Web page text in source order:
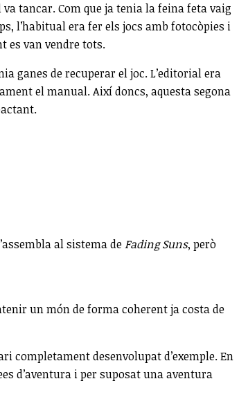
tancar. Com que ja tenia la feina feta vaig
l’habitual era fer els jocs amb fotocòpies i
es van vendre tots.
ganes de recuperar el joc. L’editorial era
el manual. Així doncs, aquesta segona
al sistema deFading Suns, però
un món de forma coherent ja costa de
completament desenvolupat d’exemple. En
d’aventura i per suposat una aventura